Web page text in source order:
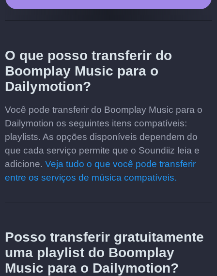
O que posso transferir do
Boomplay Music para o
Dailymotion?
Você pode transferir do Boomplay Music para o
Dailymotion os seguintes itens compatíveis:
playlists. As opções disponíveis dependem do
que cada serviço permite que o Soundiiz leia e
adicione. Veja tudo o que você pode transferir
entre os serviços de música compatíveis.
Posso transferir gratuitamente
uma playlist do Boomplay
Music para o Dailymotion?